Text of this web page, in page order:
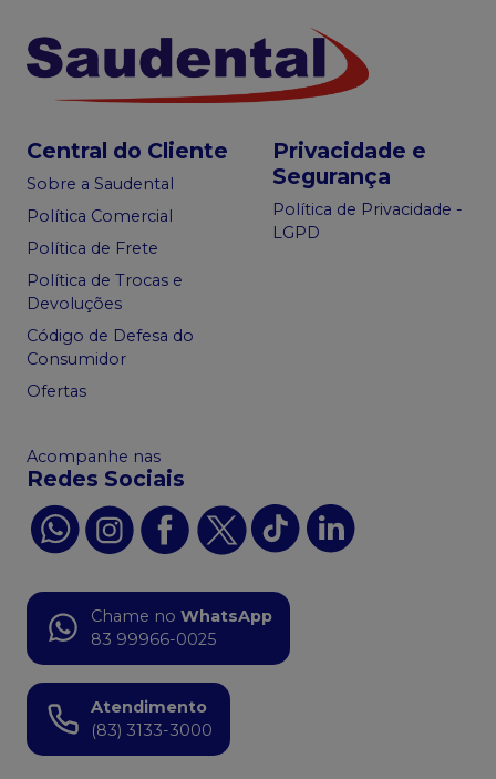
Central do Cliente
Sobre a Saudental
Política Comercial
Política de Frete
Política de Trocas e
Devoluções
Código de Defesa do
Consumidor
Ofertas
Privacidade e
Segurança
Política de Privacidade -
LGPD
Acompanhe nas
Redes Sociais
Chame no WhatsApp
83 99966-0025
Atendimento
(83) 3133-3000